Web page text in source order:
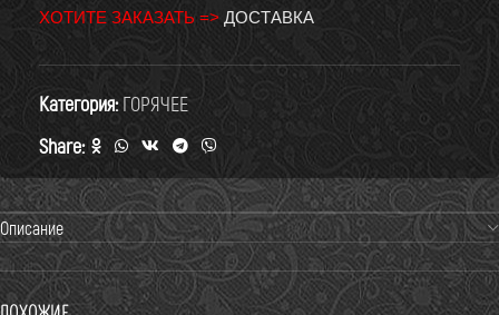
ХОТИТЕ ЗАКАЗАТЬ => ДОСТАВКА
Категория: ГОРЯЧЕЕ
Share:
Описание